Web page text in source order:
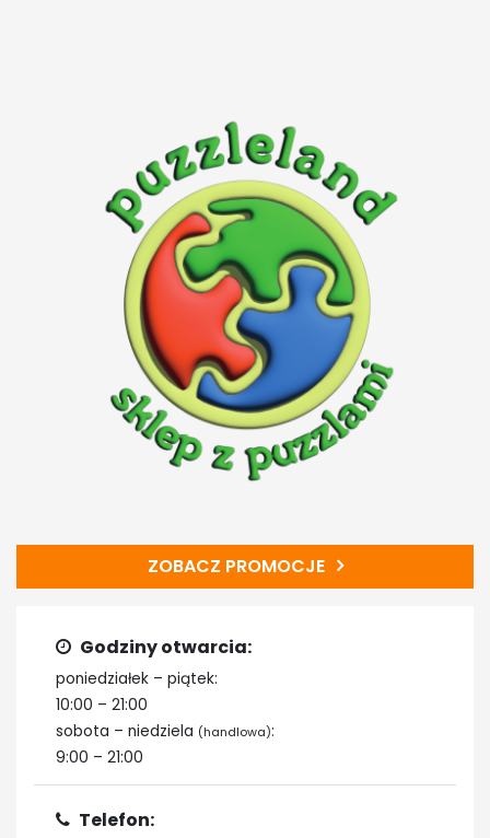
ZOBACZ PROMOCJE
Godziny otwarcia:
poniedziałek – piątek:
10:00 – 21:00
sobota – niedziela (handlowa):
9:00 – 21:00
Telefon: